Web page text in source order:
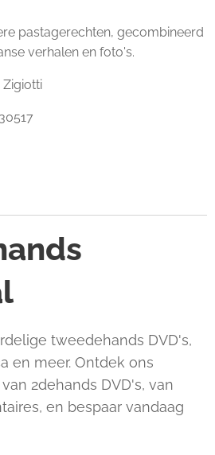
pastagerechten, gecombineerd
verhalen en foto's.
Zigiotti
tweedehands DVD's,
en meer. Ontdek ons
2dehands DVD's, van
en bespaar vandaag